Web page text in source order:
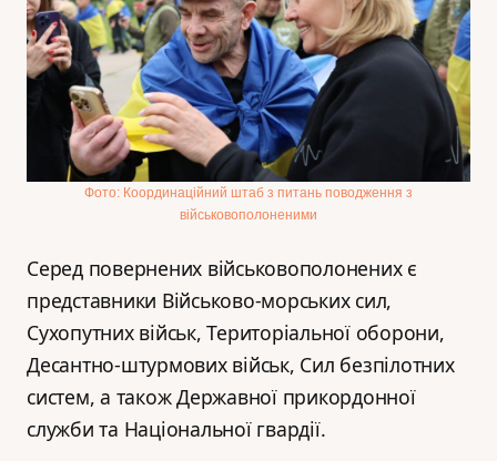
Фото: Координаційний штаб з питань поводження з
військовополоненими
Серед повернених військовополонених є
представники Військово-морських сил,
Сухопутних військ, Територіальної оборони,
Десантно-штурмових військ, Сил безпілотних
систем, а також Державної прикордонної
служби та Національної гвардії.